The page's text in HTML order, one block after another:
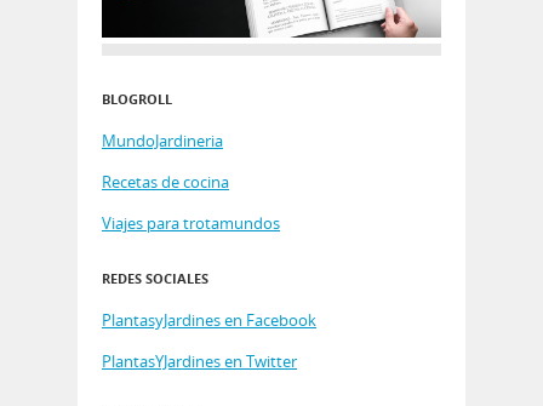
BLOGROLL
MundoJardineria
Recetas de cocina
Viajes para trotamundos
REDES SOCIALES
PlantasyJardines en Facebook
PlantasYJardines en Twitter